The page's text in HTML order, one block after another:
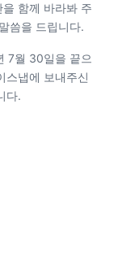
함께 바라봐 주
씀을 드립니다.
7월 30일을 끝으
스냅에 보내주신
다.